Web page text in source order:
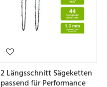
2 Längsschnitt Sägeketten
passend für Performance